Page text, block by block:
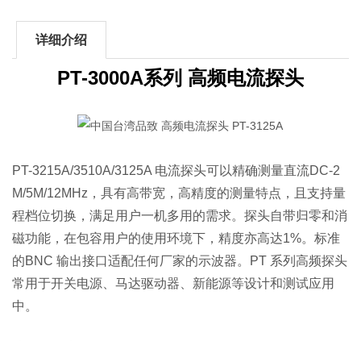
详细介绍
PT-3000A系列 高频电流探头
PT-3215A/3510A/3125A 电流探头可以精确测量直流DC-2
M/5M/12MHz，具有高带宽，高精度的测量特点，且支持量
程档位切换，满足用户一机多用的需求。探头自带归零和消
磁功能，在包容用户的使用环境下，精度亦高达1%。标准
的BNC 输出接口适配任何厂家的示波器。PT 系列高频探头
常用于开关电源、马达驱动器、新能源等设计和测试应用
中。